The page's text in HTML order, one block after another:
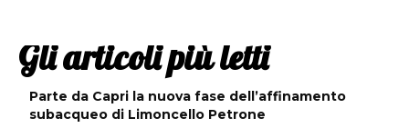
Gli articoli più letti
Parte da Capri la nuova fase dell’affinamento
subacqueo di Limoncello Petrone